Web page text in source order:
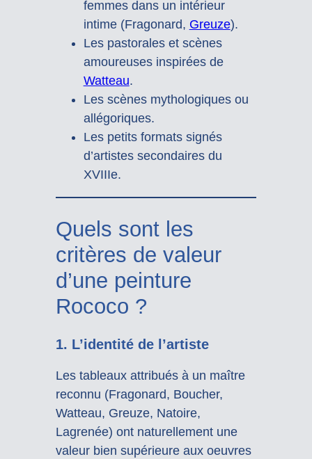
femmes dans un intérieur
intime (Fragonard, Greuze).
Les pastorales et scènes
amoureuses inspirées de
Watteau.
Les scènes mythologiques ou
allégoriques.
Les petits formats signés
d’artistes secondaires du
XVIIIe.
Quels sont les
critères de valeur
d’une peinture
Rococo ?
1. L’identité de l’artiste
Les tableaux attribués à un maître
reconnu (Fragonard, Boucher,
Watteau, Greuze, Natoire,
Lagrenée) ont naturellement une
valeur bien supérieure aux oeuvres